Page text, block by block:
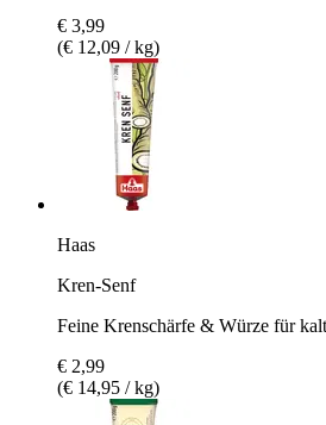
€ 3,99
(€ 12,09 / kg)
Haas
Kren-Senf
Feine Krenschärfe & Würze für
€ 2,99
(€ 14,95 / kg)